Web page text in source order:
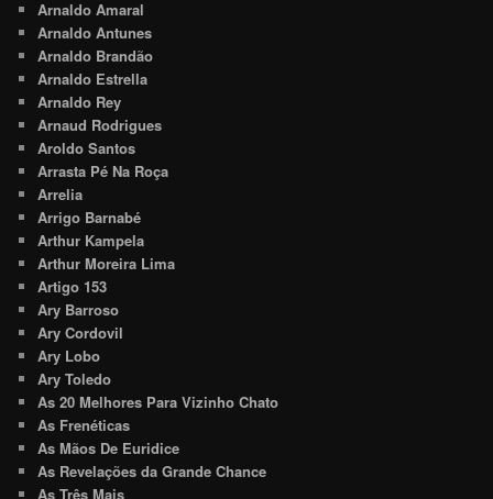
Arnaldo Amaral
Arnaldo Antunes
Arnaldo Brandão
Arnaldo Estrella
Arnaldo Rey
Arnaud Rodrigues
Aroldo Santos
Arrasta Pé Na Roça
Arrelia
Arrigo Barnabé
Arthur Kampela
Arthur Moreira Lima
Artigo 153
Ary Barroso
Ary Cordovil
Ary Lobo
Ary Toledo
As 20 Melhores Para Vizinho Chato
As Frenéticas
As Mãos De Euridice
As Revelações da Grande Chance
As Três Mais